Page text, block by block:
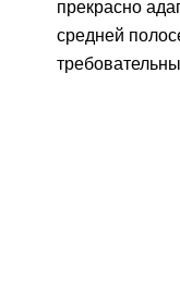
прекрасно
средней